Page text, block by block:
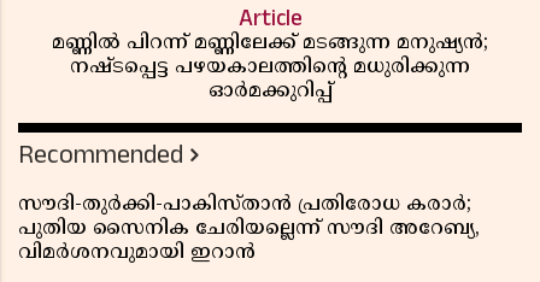
Article
മണ്ണിൽ പിറന്ന് മണ്ണിലേക്ക് മടങ്ങുന്ന മനുഷ്യൻ;
നഷ്ടപ്പെട്ട പഴയകാലത്തിൻ്റെ മധുരിക്കുന്ന
ഓർമക്കുറിപ്പ്
Recommended
സൗദി-തുർക്കി-പാകിസ്താൻ പ്രതിരോധ കരാർ;
പുതിയ സൈനിക ചേരിയല്ലെന്ന് സൗദി അറേബ്യ,
വിമർശനവുമായി ഇറാൻ